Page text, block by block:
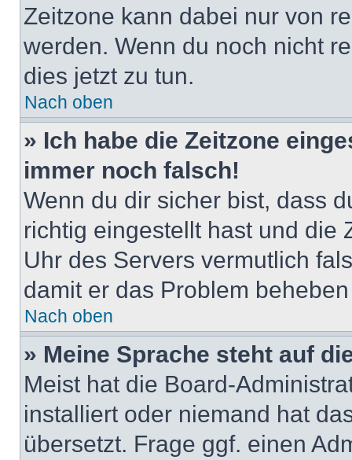
Zeitzone kann dabei nur von
werden. Wenn du noch nicht
dies jetzt zu tun.
Nach oben
» Ich habe die Zeitzone
immer noch falsch!
Wenn du dir sicher bist, dass
richtig eingestellt hast und die
Uhr des Servers vermutlich
damit er das Problem
Nach oben
» Meine Sprache steht auf
Meist hat die Board-
installiert oder niemand hat
übersetzt. Frage ggf. einen